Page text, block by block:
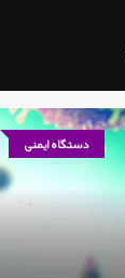
دستگاه ایمنی